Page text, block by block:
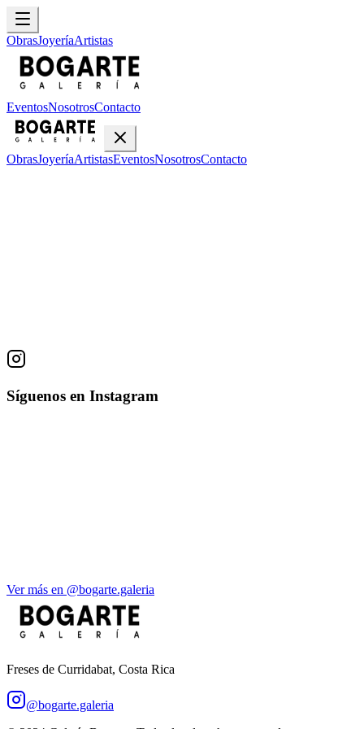
ObrasJoyeríaArtistas
EventosNosotrosContacto
ObrasJoyeríaArtistasEventosNosotrosContacto
Síguenos en Instagram
Ver más en @bogarte.galeria
Freses de Curridabat, Costa Rica
@bogarte.galeria